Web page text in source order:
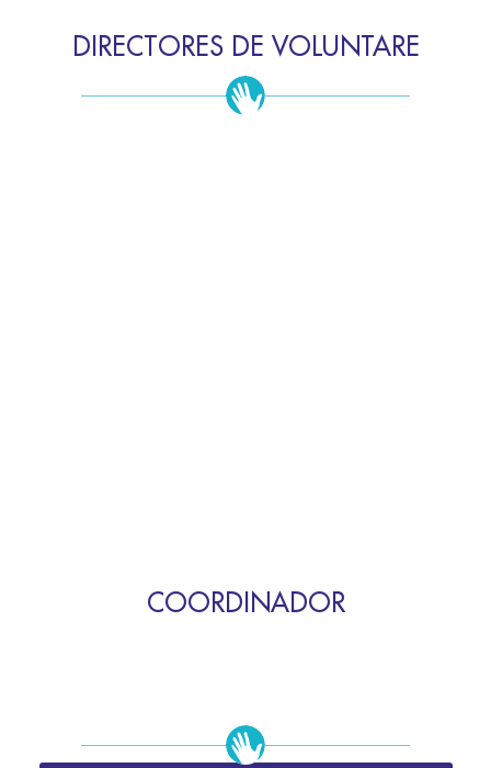
DIRECTORES DE VOLUNTARE
COORDINADOR